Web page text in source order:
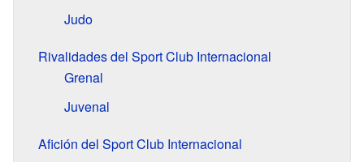
Judo
Rivalidades del Sport Club Internacional
Grenal
Juvenal
Afición del Sport Club Internacional